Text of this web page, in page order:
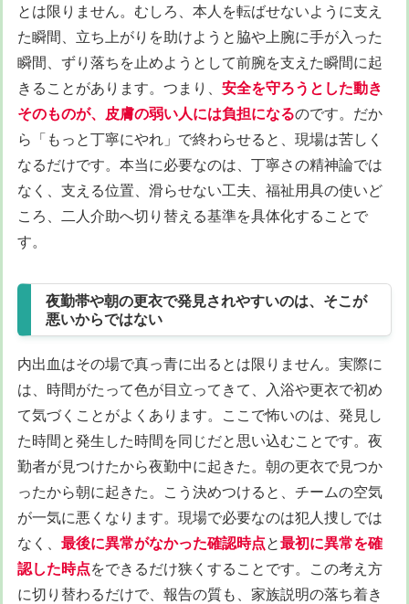
とは限りません。むしろ、本人を転ばせないように支え
た瞬間、立ち上がりを助けようと脇や上腕に手が入った
瞬間、ずり落ちを止めようとして前腕を支えた瞬間に起
きることがあります。つまり、 安全を守ろうとした動き
そのものが、皮膚の弱い人には負担になるのです。だか
ら「もっと丁寧にやれ」で終わらせると、現場は苦しく
なるだけです。本当に必要なのは、丁寧さの精神論では
なく、支える位置、滑らせない工夫、福祉用具の使いど
ころ、二人介助へ切り替える基準を具体化することで
す。
夜勤帯や朝の更衣で発見されやすいのは、そこが
悪いからではない
内出血はその場で真っ青に出るとは限りません。実際に
は、時間がたって色が目立ってきて、入浴や更衣で初め
て気づくことがよくあります。ここで怖いのは、発見し
た時間と発生した時間を同じだと思い込むことです。夜
勤者が見つけたから夜勤中に起きた。朝の更衣で見つか
ったから朝に起きた。こう決めつけると、チームの空気
が一気に悪くなります。現場で必要なのは犯人捜しでは
なく、 最後に異常がなかった確認時点と最初に異常を確
認した時点をできるだけ狭くすることです。この考え方
に切り替わるだけで、報告の質も、家族説明の落ち着き